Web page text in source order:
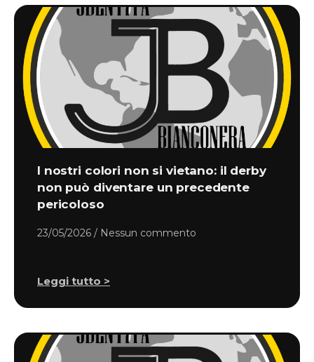
I nostri colori non si vietano: il derby
non può diventare un precedente
pericoloso
23/05/2026 Nessun commento
Leggi tutto >